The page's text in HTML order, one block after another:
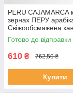
PERU CAJAMARCA
зернах ПЕРУ
Свіжообсмажена
зернова Моносорт
Готово до відправки
610 ₴ 762,50 ₴
Купити